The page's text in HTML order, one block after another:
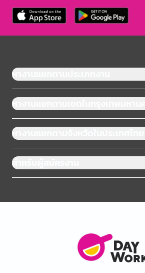
หางานแยกตามประเภทงาน
หางานแยกตามเขตในกรุงเทพมหานคร
หางานแยกตามจังหวัดในประเทศไทย
สำหรับผู้สมัครงาน